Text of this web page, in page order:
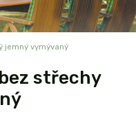
jemný vymývaný
střechy